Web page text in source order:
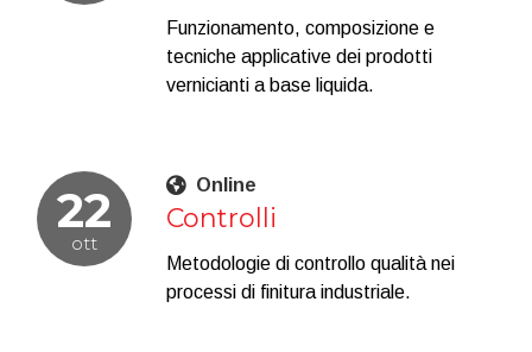
Funzionamento, composizione e
tecniche applicative dei prodotti
vernicianti a base liquida.
22
ott
Online
Controlli
Metodologie di controllo qualità nei
processi di finitura industriale.